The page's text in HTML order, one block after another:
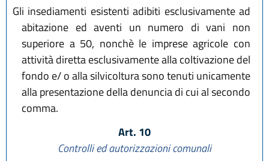
Gli insediamenti esistenti adibiti esclusivamente ad
abitazione ed aventi un numero di vani non
superiore a 50, nonchè le imprese agricole con
attività diretta esclusivamente alla coltivazione del
fondo e/ o alla silvicoltura sono tenuti unicamente
alla presentazione della denuncia di cui al secondo
comma.
Art. 10
Controlli ed autorizzazioni comunali